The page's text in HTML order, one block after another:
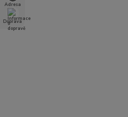
Adresa
Doprava